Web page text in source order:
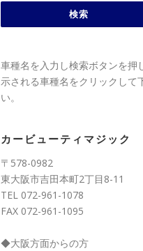
車種名を入力し検索ボタンを押
示される車種名をクリックして
い。
カービューティマジック
〒578-0982
東大阪市吉田本町2丁目8-11
TEL 072-961-1078
FAX 072-961-1095
◆大阪方面からの方